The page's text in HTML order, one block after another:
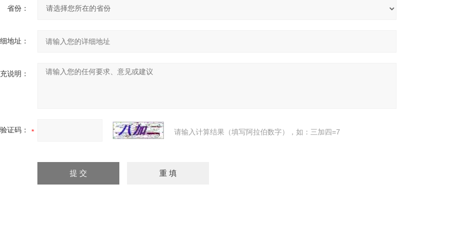
省份：
地址：
说明：
验证码： 请输入计算结果（填写阿拉伯数字），如：三加四=7